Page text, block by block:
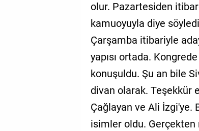
olur. Pazartesiden
kamuoyuyla diye
Çarşamba itibariyle
yapısı ortada.
konuşuldu. Şu an bile
divan olarak. Teşekkür
Çağlayan ve Ali İzgi'ye.
isimler oldu. Gerçekten